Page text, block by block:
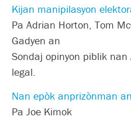
Kijan manipilasyon
Pa Adrian Horton, Tom
Gadyen an
Sondaj opinyon piblik
legal.
Nan epòk anprizònman
Pa Joe Kimok